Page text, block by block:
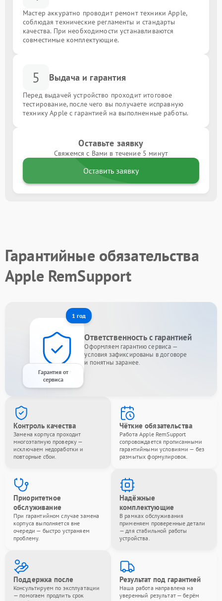
Мастер аккуратно проводит ремонт техники Apple,
соблюдая технические регламенты и стандарты
качества. При необходимости устанавливаются
совместимые комплектующие.
5 Выдача и гарантия
Перед выдачей устройство проходит итоговое
тестирование, после чего вы получаете исправную
технику Apple с гарантией на выполненные работы.
Оставьте заявку
Свяжемся с Вами в течение 5 минут
Оставить заявку
Гарантийные обязательства
Apple RemSupport
1 год
Гарантия от
сервиса
Ответственность с гарантией
Оформляем гарантию сервиса —
условия зафиксированы в договоре
и понятны заранее.
Контроль качества
Замена корпуса проходит
многоэтапную проверку —
исключаем недоработки и
повторные сбои.
Чёткие обязательства
Работа Apple RemSupport
сопровождается прописанными
гарантийными условиями — без
размытых формулировок.
Приоритетное
обслуживание
При гарантийном случае замена
корпуса выполняется вне
очереди — быстро устраняем
проблему.
Надёжные
комплектующие
В рамках обслуживания
применяем проверенные детали
— для стабильной работы
устройства.
Поддержка после
Консультируем по эксплуатации
— помогаем продлить срок
Результат под гарантией
Наша работа направлена на
уверенный результат — берём